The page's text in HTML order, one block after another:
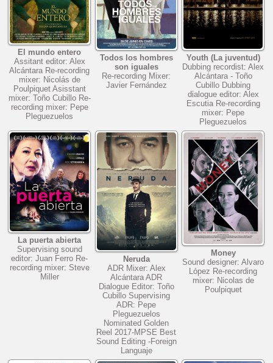
El mundo entero
Assitant editor: Alex
Alcántara Re-recording
mixer: Nicolás de
Poulpiquet Asisstant
mixer: Toño Cubillo Re-
recording mixer: Pepe
Pleguezuelos
Todos los hombres
son iguales
Re-recording Mixer:
Javier Fernández
Youth (La juventud)
Dubbing recordist: Alex
Alcántara - Toño
Cubillo Dubbing
dialogue editor: Alex
Escutia Re-recording
mixer: Pepe
Pleguezuelos
La puerta abierta
Supervising sound
editor: Juan Ferro Re-
recording mixer: Steve
Miller
Neruda
ADR Mixer: Alex
Alcántara ADR
Dialogue Editor: Toño
Cubillo Supervising
ADR: Pepe
Pleguezuelos
Nominated Golden
Reel 2017-MPSE Best
Sound Editing -Foreign
Languaje
Money
Sound designer: Alvaro
López Re-recording
mixer: Nicolas de
Poulpiquet